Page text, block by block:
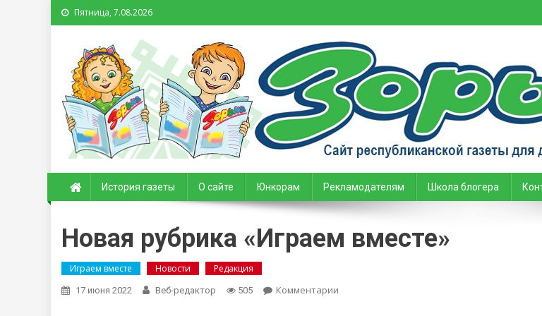
Пятница, 7.08.2026
Зорька. Газета для детей и подростков
История газеты О сайте Юнкорам Рекламодателям Школа блогера
Новая рубрика «Играем вместе»
Играем вместе Новости Редакция
17 июня 2022 Веб-редактор 505 Комментарии